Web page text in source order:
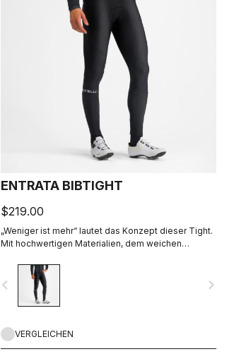
ENTRATA BIBTIGHT
$219.00
„Weniger ist mehr“ lautet das Konzept dieser Tight.
Mit hochwertigen Materialien, dem weichen
einfach nur angenehm warm, außer an den
kältesten Tagen.
navigate_before navigate_next
VERGLEICHEN